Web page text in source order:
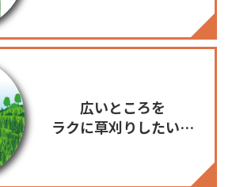
広いところを
ラクに草刈りしたい…